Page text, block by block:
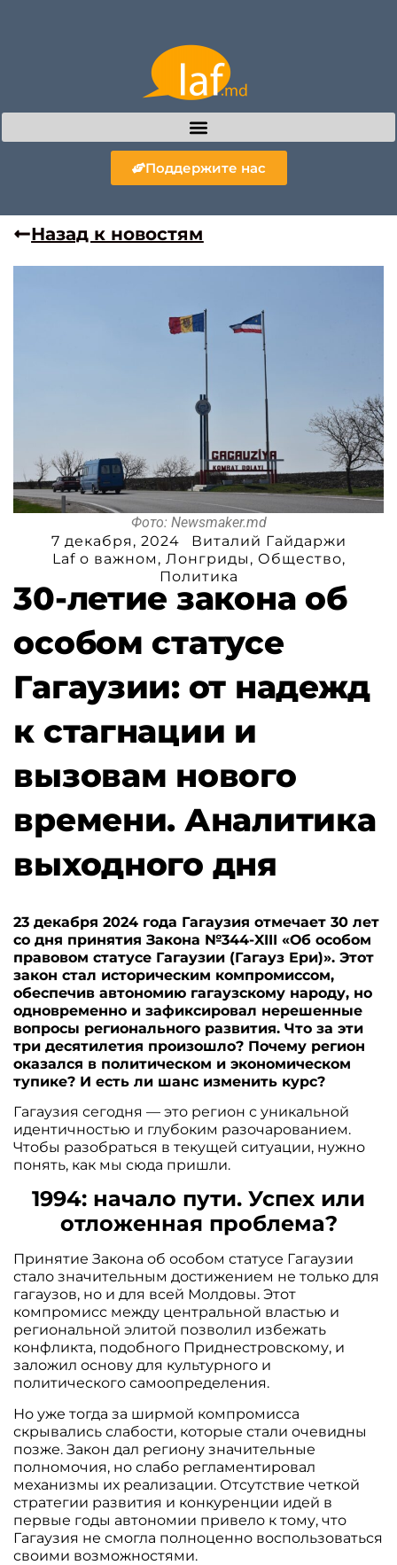
Поддержите нас
Назад к новостям
Фото: Newsmaker.md
7 декабря, 2024
Виталий Гайдаржи
Laf o важном , Лонгриды , Общество,
Политика
30-летие закона об
особом статусе
Гагаузии: от надежд
к стагнации и
вызовам нового
времени. Аналитика
выходного дня
23 декабря 2024 года Гагаузия отмечает 30 лет
со дня принятия Закона №344-XIII «Об особом
правовом статусе Гагаузии (Гагауз Ери)». Этот
закон стал историческим компромиссом,
обеспечив автономию гагаузскому народу, но
одновременно и зафиксировал нерешенные
вопросы регионального развития. Что за эти
три десятилетия произошло? Почему регион
оказался в политическом и экономическом
тупике? И есть ли шанс изменить курс?
Гагаузия сегодня — это регион с уникальной
идентичностью и глубоким разочарованием.
Чтобы разобраться в текущей ситуации, нужно
понять, как мы сюда пришли.
1994: начало пути. Успех или
отложенная проблема?
Принятие Закона об особом статусе Гагаузии
стало значительным достижением не только для
гагаузов, но и для всей Молдовы. Этот
компромисс между центральной властью и
региональной элитой позволил избежать
конфликта, подобного Приднестровскому, и
заложил основу для культурного и
политического самоопределения.
Но уже тогда за ширмой компромисса
скрывались слабости, которые стали очевидны
позже. Закон дал региону значительные
полномочия, но слабо регламентировал
механизмы их реализации. Отсутствие четкой
стратегии развития и конкуренции идей в
первые годы автономии привело к тому, что
Гагаузия не смогла полноценно воспользоваться
своими возможностями.